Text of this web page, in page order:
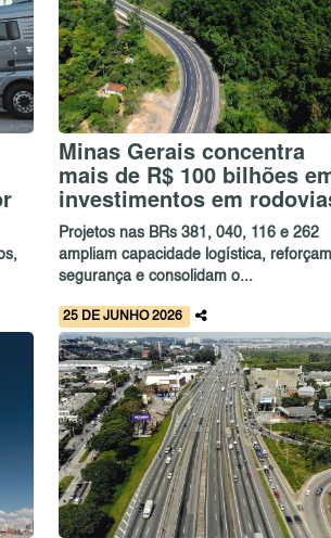
Minas Gerais concentra
mais de R$ 100 bilhões
investimentos em
Projetos nas BRs 381, 040, 116 e 262
ampliam capacidade logística, reforçam
segurança e consolidam o...
25 DE JUNHO 2026